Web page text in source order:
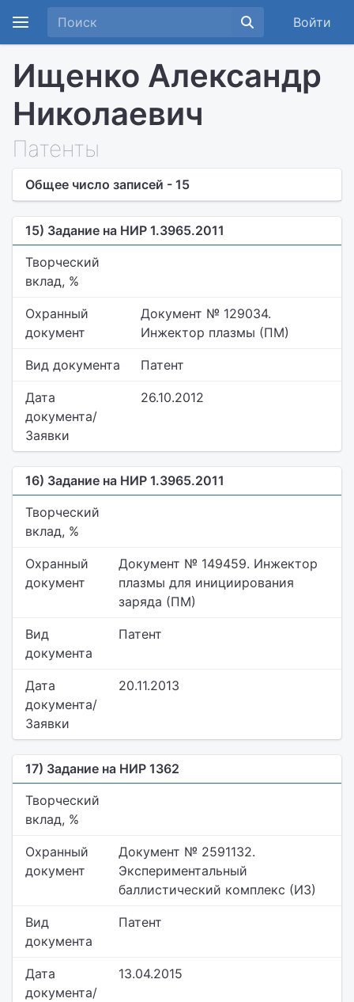
Войти
Ищенко Александр
Николаевич
Патенты
Общее число записей - 15
15) Задание на НИР 1.3965.2011
Творческий
вклад, %
Охранный
документ
Документ № 129034.
Инжектор плазмы (ПМ)
Вид документа Патент
Дата
документа/
Заявки
26.10.2012
16) Задание на НИР 1.3965.2011
Творческий
вклад, %
Охранный
документ
Документ № 149459. Инжектор
плазмы для инициирования
заряда (ПМ)
Вид
документа
Патент
Дата
документа/
Заявки
20.11.2013
17) Задание на НИР 1362
Творческий
вклад, %
Охранный
документ
Документ № 2591132.
Экспериментальный
баллистический комплекс (ИЗ)
Вид
документа
Патент
Дата
документа/
13.04.2015